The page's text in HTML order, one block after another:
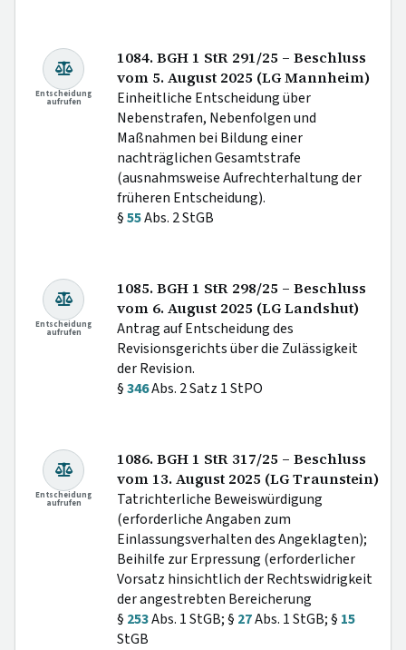
Entscheidung
aufrufen
1084. BGH 1 StR 291/25 – Beschluss
vom 5. August 2025 (LG Mannheim)
Einheitliche Entscheidung über
Nebenstrafen, Nebenfolgen und
Maßnahmen bei Bildung einer
nachträglichen Gesamtstrafe
(ausnahmsweise Aufrechterhaltung der
früheren Entscheidung).
§55Abs. 2 StGB
Entscheidung
aufrufen
1085. BGH 1 StR 298/25 – Beschluss
vom 6. August 2025 (LG Landshut)
Antrag auf Entscheidung des
Revisionsgerichts über die Zulässigkeit
der Revision.
§346Abs. 2 Satz 1 StPO
Entscheidung
aufrufen
1086. BGH 1 StR 317/25 – Beschluss
vom 13. August 2025 (LG Traunstein)
Tatrichterliche Beweiswürdigung
(erforderliche Angaben zum
Einlassungsverhalten des Angeklagten);
Beihilfe zur Erpressung (erforderlicher
Vorsatz hinsichtlich der Rechtswidrigkeit
der angestrebten Bereicherung
§ 253Abs. 1 StGB; § 27Abs. 1 StGB; § 15
StGB